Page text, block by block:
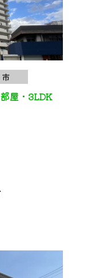
屋・3LDK